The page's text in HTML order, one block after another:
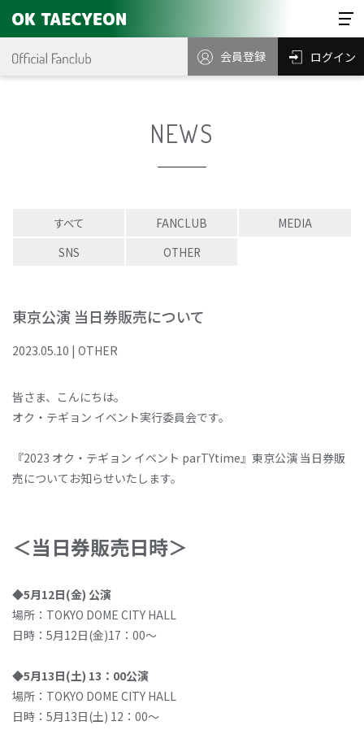
会員登録 ログイン
NEWS
すべて FANCLUB
MEDIA
SNS
OTHER
東京公演 当日券販売について
2023.05.10 | OTHER
皆さま、こんにちは。
オク・テギョン イベント実行委員会です。
『2023 オク・テギョン イベント parTYtime』東京公演 当日券販
売についてお知らせいたします。
＜当日券販売日時＞
◆5月12日(金) 公演
場所：TOKYO DOME CITY HALL
日時：5月12日(金)17：00～
◆5月13日(土) 13：00公演
場所：TOKYO DOME CITY HALL
日時：5月13日(土) 12：00～